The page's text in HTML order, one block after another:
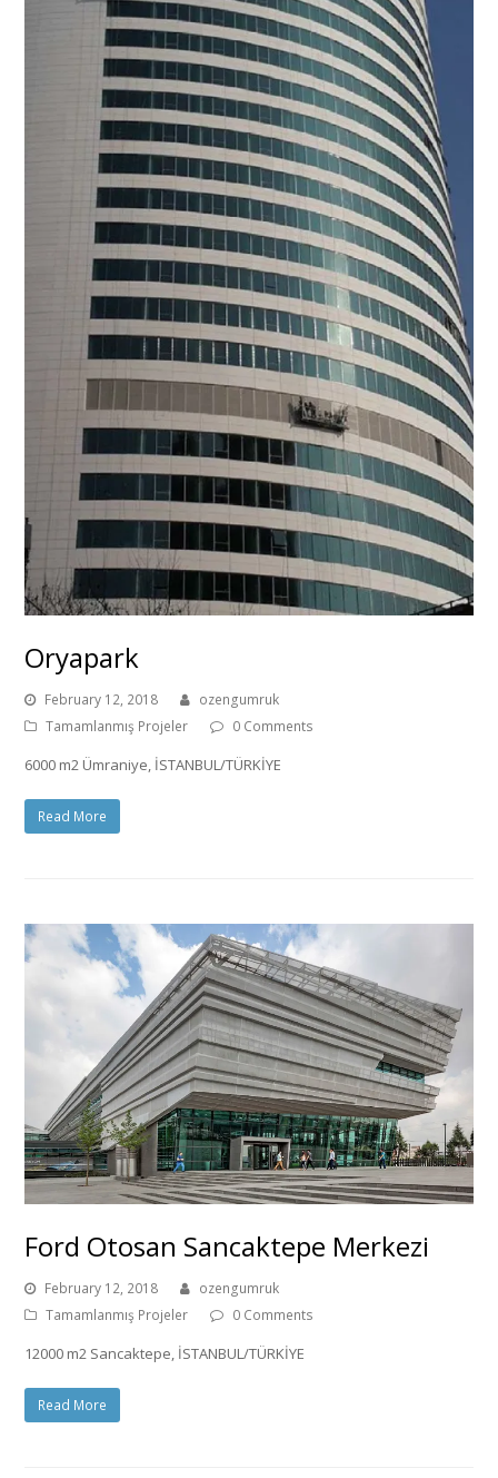
Oryapark
February 12, 2018
ozengumruk
Tamamlanmış Projeler
0 Comments
6000 m2 Ümraniye, İSTANBUL/TÜRKİYE
Read More
Ford Otosan Sancaktepe Merkezi
February 12, 2018
ozengumruk
Tamamlanmış Projeler
0 Comments
12000 m2 Sancaktepe, İSTANBUL/TÜRKİYE
Read More